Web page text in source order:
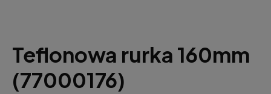
Teflonowa rurka 160mm
(77000176)